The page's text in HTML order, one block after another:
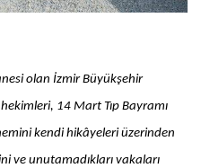
olan İzmir Büyükşehir
14 Mart Tıp Bayramı
kendi hikâyeleri üzerinden
ve unutamadıkları vakaları